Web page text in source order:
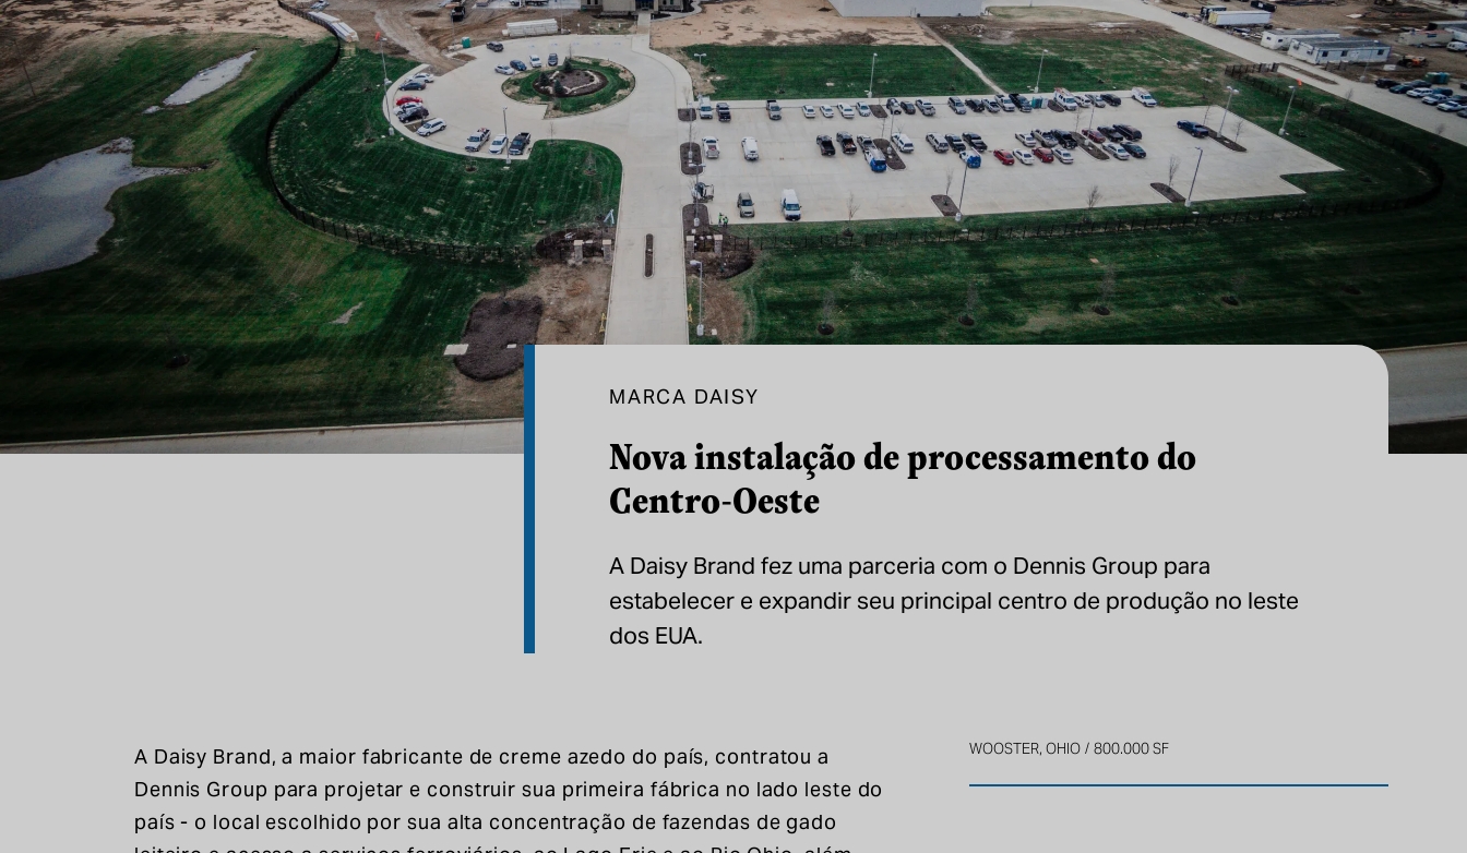
Nova instalação de processamento do
Centro-Oeste
MARCA DAISY
A Daisy Brand fez uma parceria com o Dennis Group para
estabelecer e expandir seu principal centro de produção no leste
dos EUA.
A Daisy Brand, a maior fabricante de creme azedo do país, contratou a
Dennis Group para projetar e construir sua primeira fábrica no lado leste do
país - o local escolhido por sua alta concentração de fazendas de gado
WOOSTER, OHIO 800.000 SF